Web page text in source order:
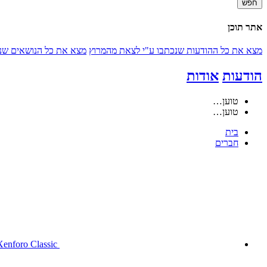
חפש
אתר תוכן
מצא את כל ההודעות שנכתבו ע"י לצאת מהמרוץ מצא את כל הנושאים
הודעות אודות
טוען…
טוען…
בית
חברים